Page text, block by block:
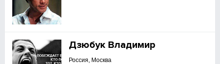
Дзюбук Владимир
Россия, Москва